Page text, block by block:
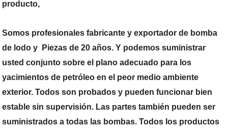
producto,
Somos profesionales fabricante y exportador de bomba
de lodo y Piezas de 20 años. Y podemos suministrar
usted conjunto sobre el plano adecuado para los
yacimientos de petróleo en el peor medio ambiente
exterior. Todos son probados y pueden funcionar bien
estable sin supervisión. Las partes también pueden ser
suministrados a todas las bombas. Todos los productos